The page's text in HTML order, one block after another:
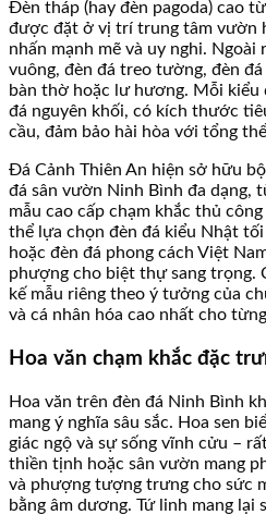
Đèn tháp (hay đèn pagoda) cao
được đặt ở vị trí trung tâm vườn
nhấn mạnh mẽ và uy nghi. Ngoài
vuông, đèn đá treo tường, đèn
bàn thờ hoặc lư hương. Mỗi
đá nguyên khối, có kích thước
cầu, đảm bảo hài hòa với tổng
Đá Cảnh Thiên An hiện sở hữu
đá sân vườn Ninh Bình đa dạng,
mẫu cao cấp chạm khắc thủ
thể lựa chọn đèn đá kiểu Nhật
hoặc đèn đá phong cách Việt
phượng cho biệt thự sang
kế mẫu riêng theo ý tưởng của
và cá nhân hóa cao nhất cho
Hoa văn chạm khắc đặc
Hoa văn trên đèn đá Ninh Bình
mang ý nghĩa sâu sắc. Hoa sen
giác ngộ và sự sống vĩnh cửu –
thiền tịnh hoặc sân vườn mang
và phượng tượng trưng cho sức
bằng âm dương. Tứ linh mang lại